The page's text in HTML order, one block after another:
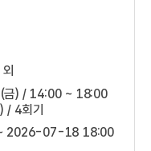
금) / 14:00 ~ 18:00
/ 4회기
2026-07-18 18:00